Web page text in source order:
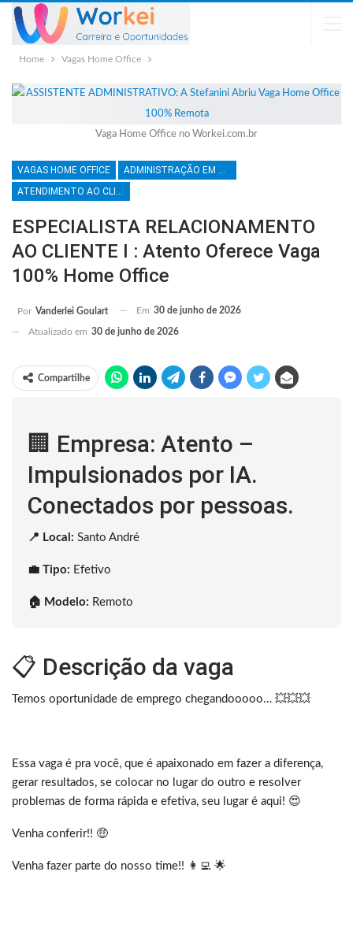
Home Vagas Home Office
Vaga Home Office no Workei.com.br
VAGAS HOME OFFICE
ADMINISTRAÇÃO EM GERAL
ATENDIMENTO AO CLIENTE
ESPECIALISTA RELACIONAMENTO
AO CLIENTE I : Atento Oferece Vaga
100% Home Office
Por Vanderlei Goulart Em 30 de junho de 2026
Atualizado em 30 de junho de 2026
Compartilhe
🏢 Empresa: Atento –
Impulsionados por IA.
Conectados por pessoas.
📍 Local: Santo André
💼 Tipo: Efetivo
🏠 Modelo: Remoto
📋 Descrição da vaga
Temos oportunidade de emprego chegandooooo… 💥💥💥
Essa vaga é pra você, que é apaixonado em fazer a diferença,
gerar resultados, se colocar no lugar do outro e resolver
problemas de forma rápida e efetiva, seu lugar é aqui! 😍
Venha conferir!! 🤑
Venha fazer parte do nosso time!! 👩‍💻 🌟